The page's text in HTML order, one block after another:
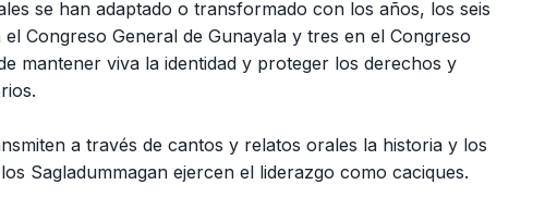
se han adaptado o transformado con los años, los seis
Congreso General de Gunayala y tres en el Congreso
mantener viva la identidad y proteger los derechos y
a través de cantos y relatos orales la historia y los
Sagladummagan ejercen el liderazgo como caciques.